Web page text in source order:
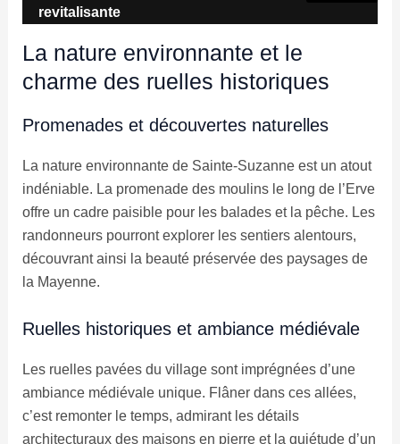
revitalisante
La nature environnante et le
charme des ruelles historiques
Promenades et découvertes naturelles
La nature environnante de Sainte-Suzanne est un atout
indéniable. La promenade des moulins le long de l’Erve
offre un cadre paisible pour les balades et la pêche. Les
randonneurs pourront explorer les sentiers alentours,
découvrant ainsi la beauté préservée des paysages de
la Mayenne.
Ruelles historiques et ambiance médiévale
Les ruelles pavées du village sont imprégnées d’une
ambiance médiévale unique. Flâner dans ces allées,
c’est remonter le temps, admirant les détails
architecturaux des maisons en pierre et la quiétude d’un